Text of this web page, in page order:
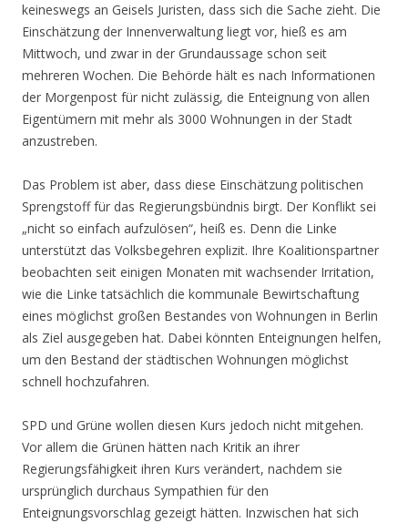
keineswegs an Geisels Juristen, dass sich die Sache zieht. Die
Einschätzung der Innenverwaltung liegt vor, hieß es am
Mittwoch, und zwar in der Grundaussage schon seit
mehreren Wochen. Die Behörde hält es nach Informationen
der Morgenpost für nicht zulässig, die Enteignung von allen
Eigentümern mit mehr als 3000 Wohnungen in der Stadt
anzustreben.
Das Problem ist aber, dass diese Einschätzung politischen
Sprengstoff für das Regierungsbündnis birgt. Der Konflikt sei
„nicht so einfach aufzulösen“, heiß es. Denn die Linke
unterstützt das Volksbegehren explizit. Ihre Koalitionspartner
beobachten seit einigen Monaten mit wachsender Irritation,
wie die Linke tatsächlich die kommunale Bewirtschaftung
eines möglichst großen Bestandes von Wohnungen in Berlin
als Ziel ausgegeben hat. Dabei könnten Enteignungen helfen,
um den Bestand der städtischen Wohnungen möglichst
schnell hochzufahren.
SPD und Grüne wollen diesen Kurs jedoch nicht mitgehen.
Vor allem die Grünen hätten nach Kritik an ihrer
Regierungsfähigkeit ihren Kurs verändert, nachdem sie
ursprünglich durchaus Sympathien für den
Enteignungsvorschlag gezeigt hätten. Inzwischen hat sich